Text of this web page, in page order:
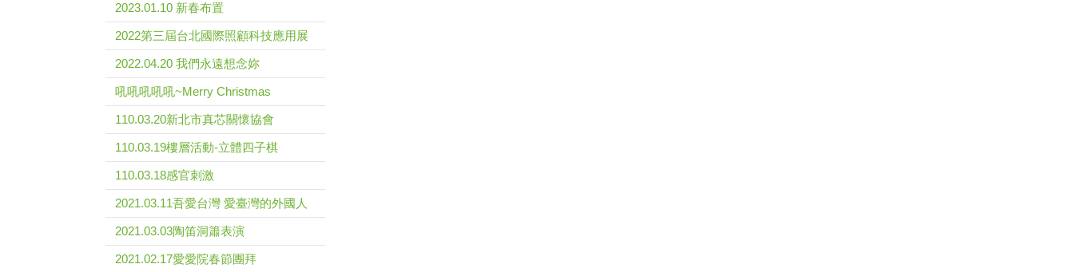
2023.01.10 新春布置
2022第三屆台北國際照顧科技應用展
2022.04.20 我們永遠想念妳
吼吼吼吼吼~Merry Christmas
110.03.20新北市真芯關懷協會
110.03.19樓層活動-立體四子棋
110.03.18感官刺激
2021.03.11吾愛台灣 愛臺灣的外國人
2021.03.03陶笛洞簫表演
2021.02.17愛愛院春節團拜